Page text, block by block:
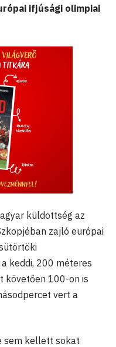
ifjúsági olimpiai
küldöttség az
zajló európai
a keddi, 200 méteres
követően 100-on is
vert a
sem kellett sokat